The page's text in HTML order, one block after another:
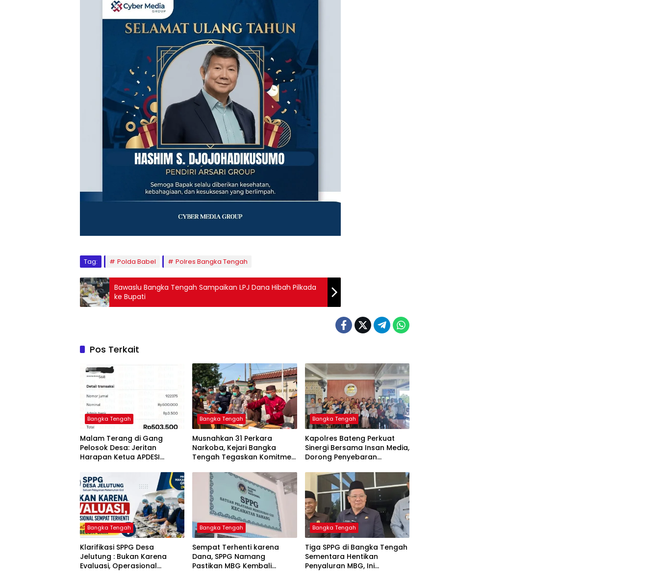
Tag: Polda Babel Polres Bangka Tengah
Bawaslu Bangka Tengah Sampaikan LPJ Dana Hibah Pilkada
ke Bupati
Pos Terkait
Bangka Tengah
Malam Terang di Gang
Pelosok Desa: Jeritan
Harapan Ketua APDESI
Babel
Bangka Tengah
Musnahkan 31 Perkara
Narkoba, Kejari Bangka
Tengah Tegaskan Komitmen
Tuntas
Bangka Tengah
‎Kapolres Bateng Perkuat
Sinergi Bersama Insan Media,
Dorong Penyebaran
Layanan Polri 110
Bangka Tengah
‎Klarifikasi SPPG Desa
Jelutung : Bukan Karena
Evaluasi, Operasional
Bangka Tengah
‎Sempat Terhenti karena
Dana, SPPG Namang
Pastikan MBG Kembali
Bangka Tengah
‎Tiga SPPG di Bangka Tengah
Sementara Hentikan
Penyaluran MBG, Ini